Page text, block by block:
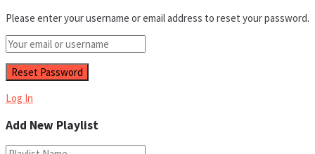
Please enter your username or email address to reset your password.
Log In
Add New Playlist